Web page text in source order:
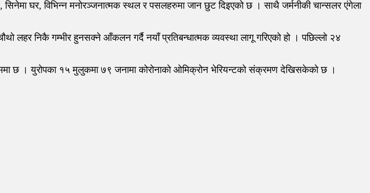
सिनेमा घर, विभिन्न मनोरञ्जनात्मक स्थल र पसलहरुमा जान छुट दिइएको छ । साथै जर्मनीकी चान्सलर एंगेला
लहर निकै गम्भीर हुनसक्ने आँकलन गर्दै नयाँ प्रतिबन्धात्मक व्यवस्था लागू गरिएको हो । पछिल्लो २४
छ । युरोपका १५ मुलुकमा ७९ जनामा कोरोनाको ‌ओमिक्रोन भेरियन्टको संक्रमण देखिसकेको छ ।